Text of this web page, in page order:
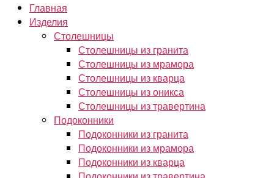
Главная
Изделия
Столешницы
Столешницы из гранита
Столешницы из мрамора
Столешницы из кварца
Столешницы из оникса
Столешницы из травертина
Подоконники
Подоконники из гранита
Подоконники из мрамора
Подоконники из кварца